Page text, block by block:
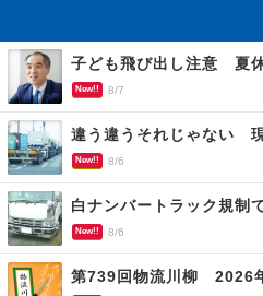
子ども飛び出し注意 夏
New!! 8/7
New!! 8/6
New!! 8/6
第739回物流川柳 2026